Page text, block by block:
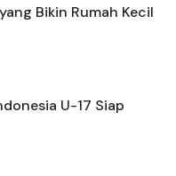
Bikin Rumah Kecil
U-17 Siap